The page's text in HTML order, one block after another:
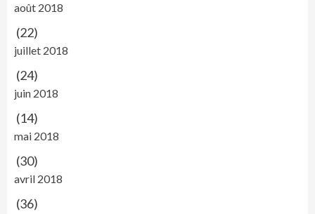
août 2018
(22)
juillet 2018
(24)
juin 2018
(14)
mai 2018
(30)
avril 2018
(36)